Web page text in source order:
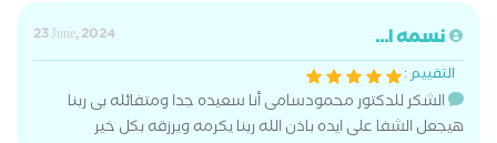
نسمه ا...
23 June, 2024
التقييم :
الشكر للدكتور محمودسامى أنا سعيده جدا ومتفائله بى ربنا
هيجعل الشفا على ايده باذن الله ربنا يكرمه ويرزقه بكل خير